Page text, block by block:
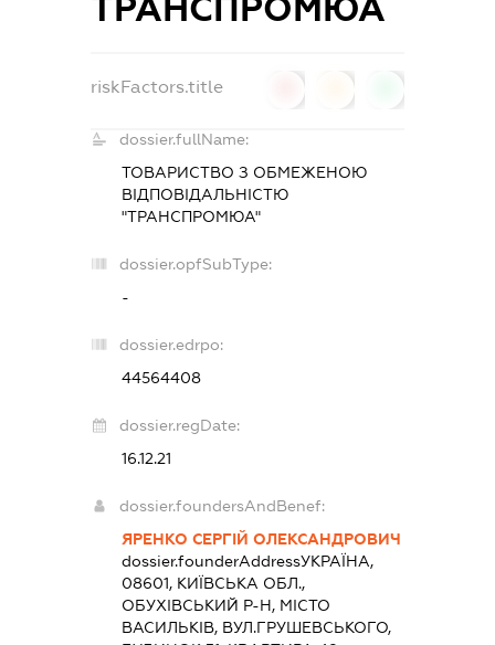
ТРАНСПРОМЮА
riskFactors.title
dossier.fullName:
ТОВАРИСТВО З ОБМЕЖЕНОЮ
ВІДПОВІДАЛЬНІСТЮ
"ТРАНСПРОМЮА"
dossier.opfSubType:
-
dossier.edrpo:
44564408
dossier.regDate:
16.12.21
dossier.foundersAndBenef:
ЯРЕНКО СЕРГІЙ ОЛЕКСАНДРОВИЧ
dossier.founderAddressУКРАЇНА,
08601, КИЇВСЬКА ОБЛ.,
ОБУХІВСЬКИЙ Р-Н, МІСТО
ВАСИЛЬКІВ, ВУЛ.ГРУШЕВСЬКОГО,